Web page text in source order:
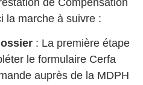
la marche à suivre :
: La première étape
le formulaire Cerfa
auprès de la MDPH